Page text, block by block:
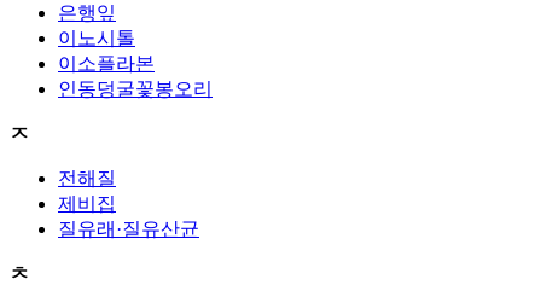
은행잎
이노시톨
이소플라본
인동덩굴꽃봉오리
ㅈ
전해질
제비집
질유래·질유산균
ㅊ